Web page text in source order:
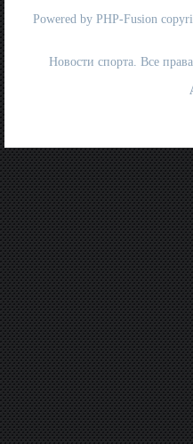
Powered by PHP-Fusion
Новости спорта. Все